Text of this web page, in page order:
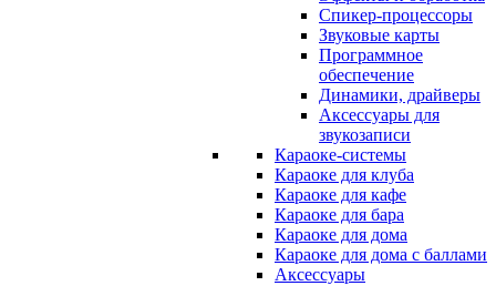
Спикер-процессоры
Звуковые карты
Программное
обеспечение
Динамики, драйверы
Аксессуары для
звукозаписи
Караоке-системы
Караоке для клуба
Караоке для кафе
Караоке для бара
Караоке для дома
Караоке для дома с баллами
Аксессуары